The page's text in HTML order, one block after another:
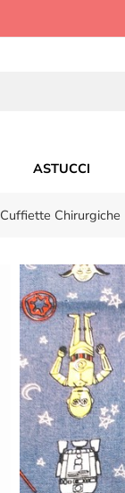
ASTUCCI
Cuffiette Chirurgiche